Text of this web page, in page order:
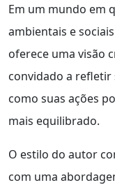
Em um mundo em
ambientais e
oferece uma visão
convidado a refletir
como suas ações
mais equilibrado.
O estilo do autor
com uma